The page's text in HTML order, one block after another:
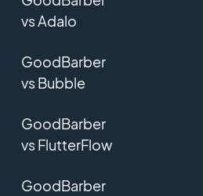
vs Adalo
GoodBarber
vs Bubble
GoodBarber
vs FlutterFlow
GoodBarber